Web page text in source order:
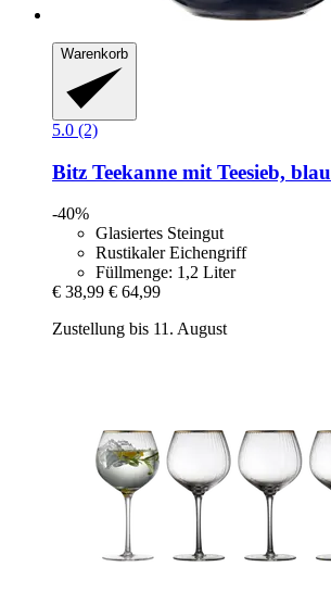
Warenkorb
5.0 (2)
Bitz Teekanne mit Teesieb, blau
-40%
Glasiertes Steingut
Rustikaler Eichengriff
Füllmenge: 1,2 Liter
€ 38,99 € 64,99
Zustellung bis 11. August